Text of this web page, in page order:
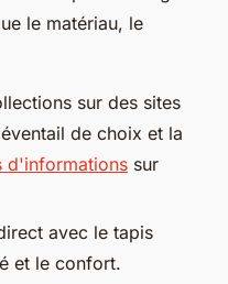
le matériau, le
sur des sites
de choix et la
d'informations sur
avec le tapis
et le confort.